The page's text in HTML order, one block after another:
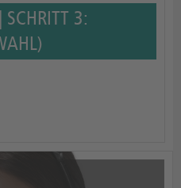
SCHRITT 3: